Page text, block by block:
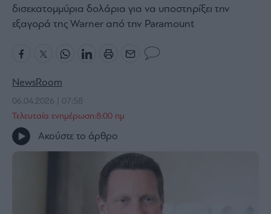
The
Wiseman
Room
301
Story
Media
Winners
δισεκατομμύρια δολάρια για να υποστηρίξει την
εξαγορά της Warner από την Paramount
NewsRoom
06.04.2026 | 07:58
Τελευταία ενημέρωση:8:00 πμ
Ακούστε το άρθρο